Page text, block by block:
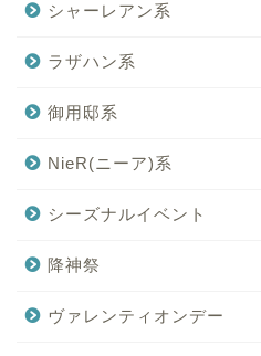
シャーレアン系
ラザハン系
御用邸系
NieR(ニーア)系
シーズナルイベント
降神祭
ヴァレンティオンデー